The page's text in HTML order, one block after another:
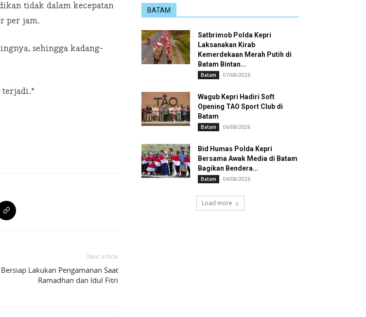
tidak dalam kecepatan
per jam.
sehingga kadang-
terjadi.*
Next article
Lakukan Pengamanan Saat
Ramadhan dan Idul Fitri
BATAM
Satbrimob Polda Kepri
Laksanakan Kirab
Kemerdekaan Merah Putih di
Batam Bintan...
Batam 07/08/2026
Wagub Kepri Hadiri Soft
Opening TAO Sport Club di
Batam
Batam 06/08/2026
Bid Humas Polda Kepri
Bersama Awak Media di Batam
Bagikan Bendera...
Batam 04/08/2026
Load more